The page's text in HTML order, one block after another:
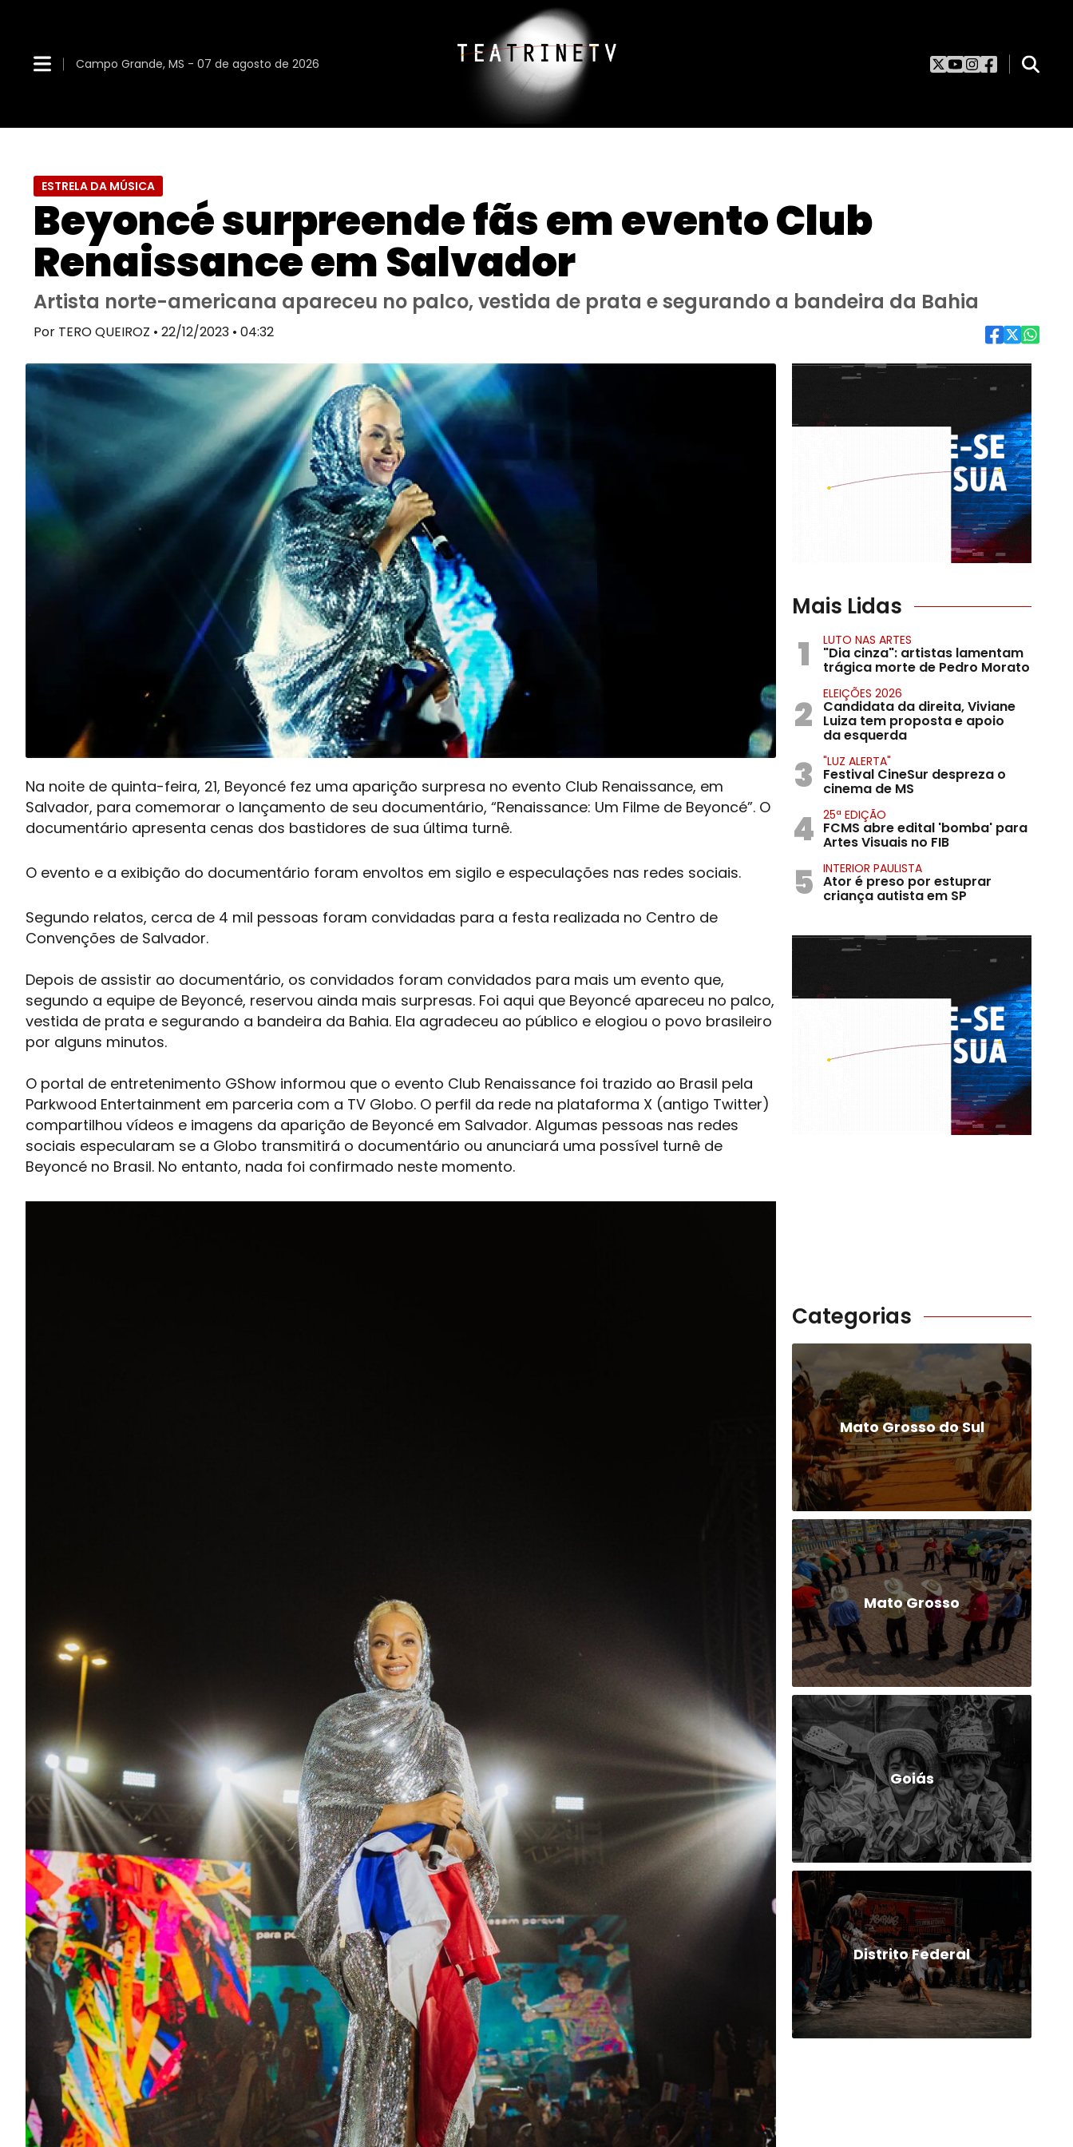
Campo Grande, MS - 07 de agosto de 2026
ESTRELA DA MÚSICA
Beyoncé surpreende fãs em evento Club
Renaissance em Salvador
Artista norte-americana apareceu no palco, vestida de prata e segurando a bandeira da Bahia
Por TERO QUEIROZ • 22/12/2023 • 04:32
Na noite de quinta-feira, 21, Beyoncé fez uma aparição surpresa no evento Club Renaissance, em
Salvador, para comemorar o lançamento de seu documentário, “Renaissance: Um Filme de Beyoncé”. O
documentário apresenta cenas dos bastidores de sua última turnê.
O evento e a exibição do documentário foram envoltos em sigilo e especulações nas redes sociais.
Segundo relatos, cerca de 4 mil pessoas foram convidadas para a festa realizada no Centro de
Convenções de Salvador.
Depois de assistir ao documentário, os convidados foram convidados para mais um evento que,
segundo a equipe de Beyoncé, reservou ainda mais surpresas. Foi aqui que Beyoncé apareceu no palco,
vestida de prata e segurando a bandeira da Bahia. Ela agradeceu ao público e elogiou o povo brasileiro
por alguns minutos.
O portal de entretenimento GShow informou que o evento Club Renaissance foi trazido ao Brasil pela
Parkwood Entertainment em parceria com a TV Globo. O perfil da rede na plataforma X (antigo Twitter)
compartilhou vídeos e imagens da aparição de Beyoncé em Salvador. Algumas pessoas nas redes
sociais especularam se a Globo transmitirá o documentário ou anunciará uma possível turnê de
Beyoncé no Brasil. No entanto, nada foi confirmado neste momento.
Mais Lidas
1 LUTO NAS ARTES
"Dia cinza": artistas lamentam
trágica morte de Pedro Morato
2 ELEIÇÕES 2026
Candidata da direita, Viviane
Luiza tem proposta e apoio
da esquerda
3 "LUZ ALERTA"
Festival CineSur despreza o
cinema de MS
4 25ª EDIÇÃO
FCMS abre edital 'bomba' para
Artes Visuais no FIB
5 INTERIOR PAULISTA
Ator é preso por estuprar
criança autista em SP
Categorias
Mato Grosso do Sul
Mato Grosso
Goiás
Distrito Federal